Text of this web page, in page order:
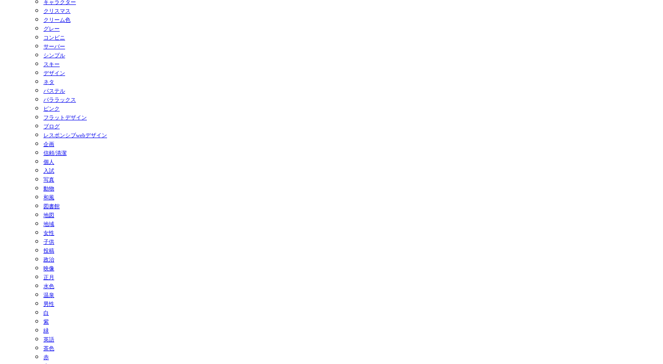
キャラクター
クリスマス
クリーム色
グレー
コンビニ
サーバー
シンプル
スキー
デザイン
ネタ
パステル
パララックス
ピンク
フラットデザイン
ブログ
レスポンシブwebデザイン
企画
信頼/清潔
個人
入試
写真
動物
和風
図書館
地図
地域
女性
子供
投稿
政治
映像
正月
水色
温泉
男性
白
紫
緑
英語
茶色
赤